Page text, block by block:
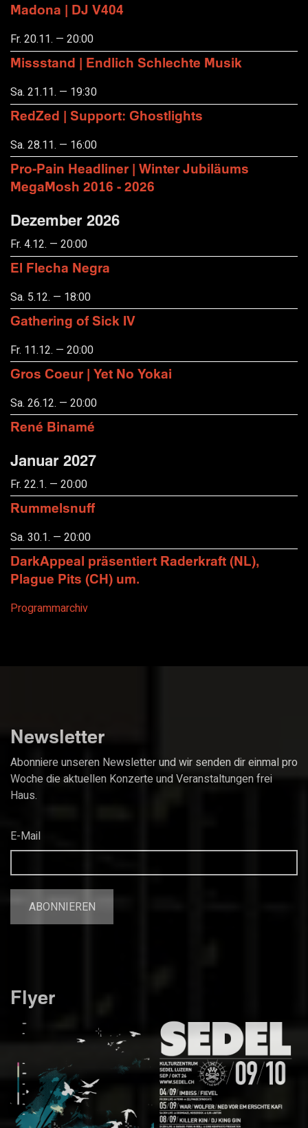
Madona | DJ V404
Fr. 20.11. — 20:00
Missstand | Endlich Schlechte Musik
Sa. 21.11. — 19:30
RedZed | Support: Ghostlights
Sa. 28.11. — 16:00
Pro-Pain Headliner | Winter Jubiläums
MegaMosh 2016 - 2026
Dezember 2026
Fr. 4.12. — 20:00
El Flecha Negra
Sa. 5.12. — 18:00
Gathering of Sick IV
Fr. 11.12. — 20:00
Gros Coeur | Yet No Yokai
Sa. 26.12. — 20:00
René Binamé
Januar 2027
Fr. 22.1. — 20:00
Rummelsnuff
Sa. 30.1. — 20:00
DarkAppeal präsentiert Raderkraft (NL),
Plague Pits (CH) um.
Programmarchiv
Newsletter
Abonniere unseren Newsletter und wir senden dir einmal pro
Woche die aktuellen Konzerte und Veranstaltungen frei
Haus.
E-Mail
Flyer